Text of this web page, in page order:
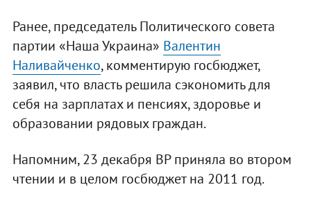
Ранее, председатель Политического совета
партии «Наша Украина» Валентин
Наливайченко, комментирую госбюджет,
заявил, что власть решила сэкономить для
себя на зарплатах и пенсиях, здоровье и
образовании рядовых граждан.
Напомним, 23 декабря ВР приняла во втором
чтении и в целом госбюджет на 2011 год.